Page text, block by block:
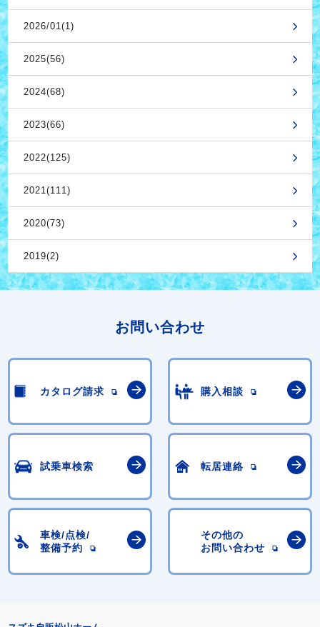
2026/01(1)
2025(56)
2024(68)
2023(66)
2022(125)
2021(111)
2020(73)
2019(2)
お問い合わせ
カタログ請求 購入相談
試乗車検索 転居連絡
車検/点検/
整備予約
その他の
お問い合わせ